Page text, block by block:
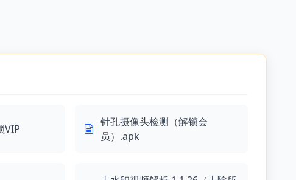
VIP
针孔摄像头检测（解锁会
员）.apk